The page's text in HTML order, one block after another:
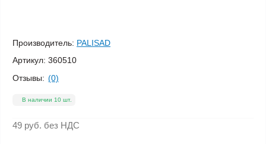
Производитель: PALISAD
Артикул: 360510
Отзывы: (0)
В наличии 10 шт.
49 руб. без НДС